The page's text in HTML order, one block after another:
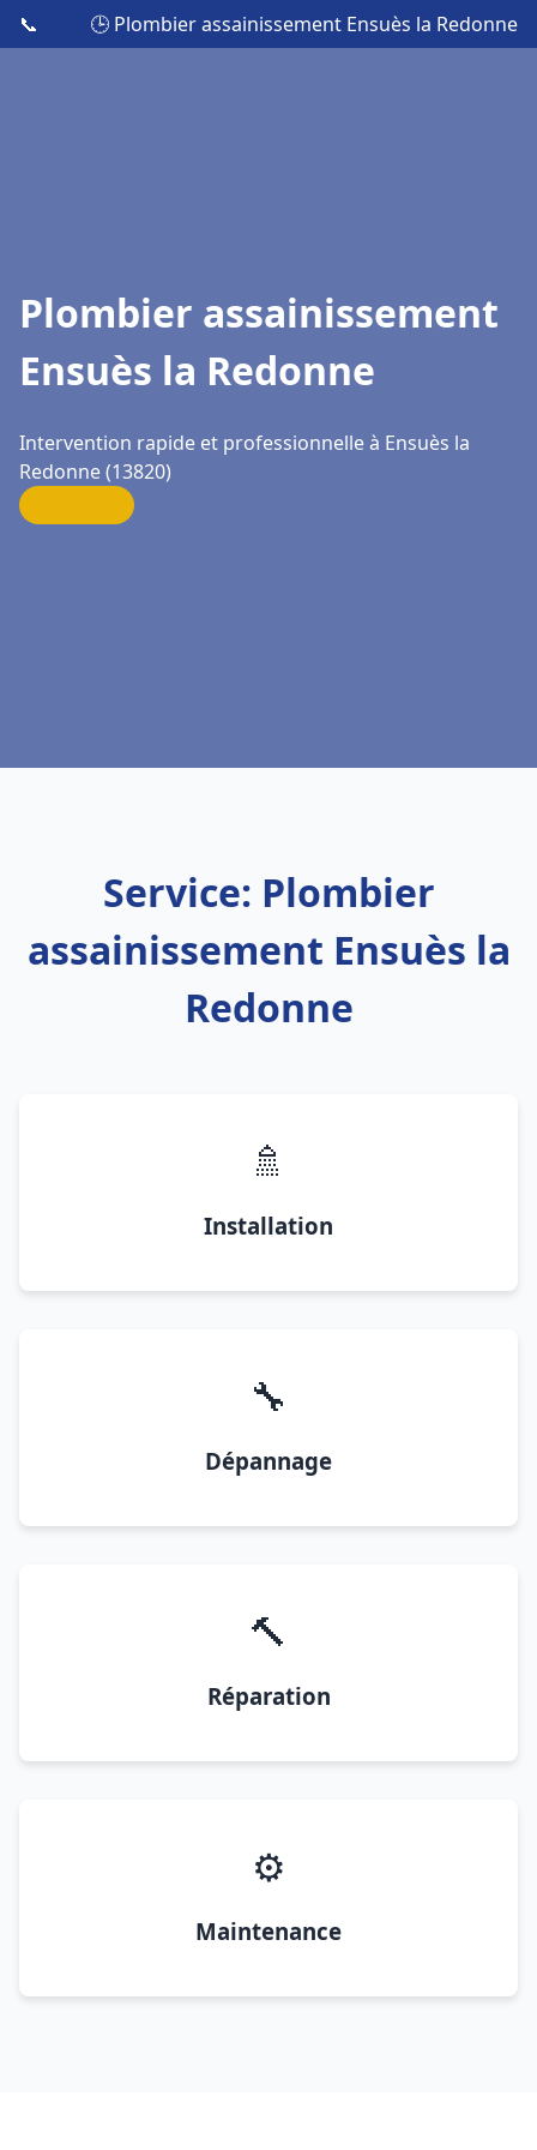
📞 🕒 Plombier assainissement Ensuès la Redonne
Plombier assainissement
Ensuès la Redonne
Intervention rapide et professionnelle à Ensuès la
Redonne (13820)
Service: Plombier
assainissement Ensuès la
Redonne
🚿
Installation
🔧
Dépannage
🔨
Réparation
⚙️
Maintenance